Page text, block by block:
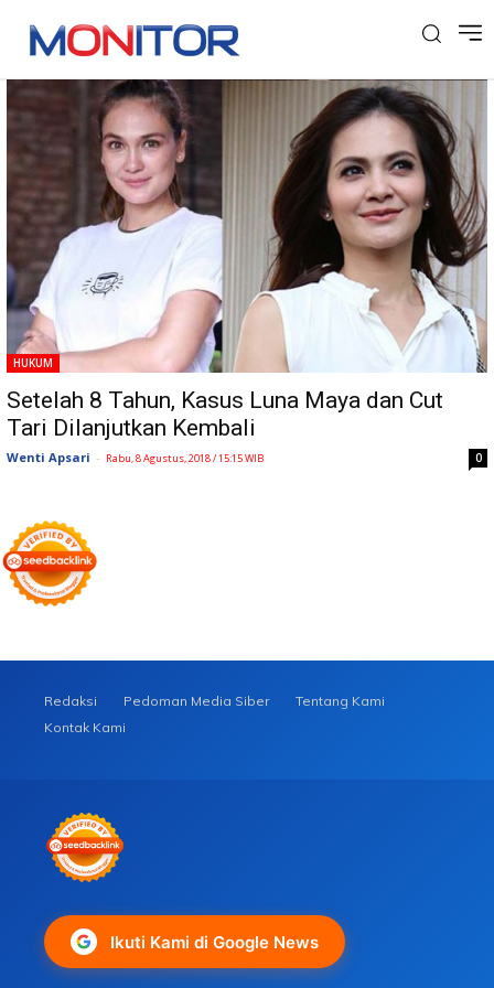
Tag: Kasus Video Luna Maya dan Cut Tari
HUKUM
Setelah 8 Tahun, Kasus Luna Maya dan Cut
Tari Dilanjutkan Kembali
Wenti Apsari - Rabu, 8 Agustus, 2018 / 15:15 WIB 0
Redaksi Pedoman Media Siber
Tentang Kami
Kontak Kami
Ikuti Kami di Google News